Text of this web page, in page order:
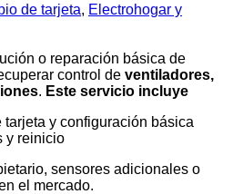
de tarjeta, Electrohogar y
o reparación básica de
control de ventiladores,
. Este servicio incluye
tarjeta y configuración básica
y reinicio
sensores adicionales o
el mercado.